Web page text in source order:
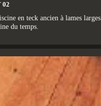
02
en teck ancien à lames larges
du temps.